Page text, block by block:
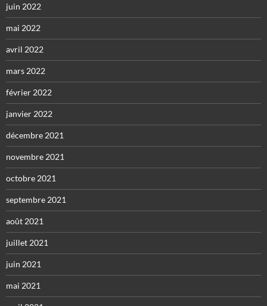
juin 2022
mai 2022
avril 2022
mars 2022
février 2022
janvier 2022
décembre 2021
novembre 2021
octobre 2021
septembre 2021
août 2021
juillet 2021
juin 2021
mai 2021